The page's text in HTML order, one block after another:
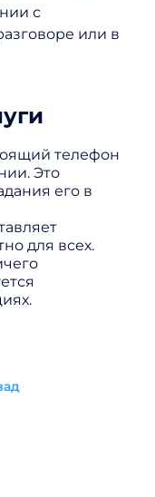
с
или в
телефон
Это
его в
для всех.